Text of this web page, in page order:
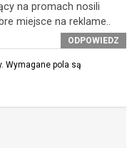
na promach nosili
miejsce na reklame..
ODPOWIEDZ
Wymagane pola są